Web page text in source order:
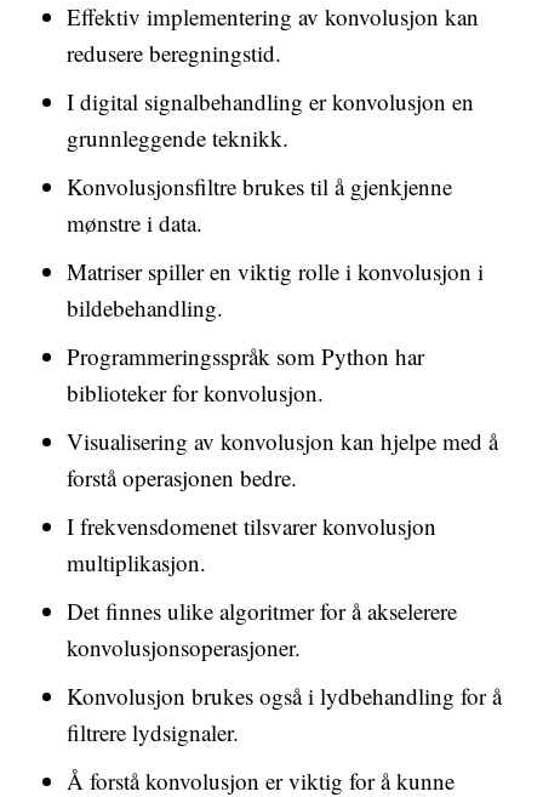
Effektiv implementering av konvolusjon kan
redusere beregningstid.
I digital signalbehandling er konvolusjon en
grunnleggende teknikk.
Konvolusjonsfiltre brukes til å gjenkjenne
mønstre i data.
Matriser spiller en viktig rolle i konvolusjon i
bildebehandling.
Programmeringsspråk som Python har
biblioteker for konvolusjon.
Visualisering av konvolusjon kan hjelpe med å
forstå operasjonen bedre.
I frekvensdomenet tilsvarer konvolusjon
multiplikasjon.
Det finnes ulike algoritmer for å akselerere
konvolusjonsoperasjoner.
Konvolusjon brukes også i lydbehandling for å
filtrere lydsignaler.
Å forstå konvolusjon er viktig for å kunne